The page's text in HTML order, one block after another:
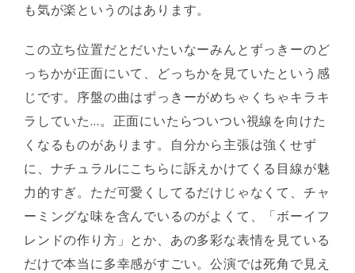
も気が楽というのはあります。
この立ち位置だとだいたいなーみんとずっきーのど
っちかが正面にいて、どっちかを見ていたという感
じです。序盤の曲はずっきーがめちゃくちゃキラキ
ラしていた…。正面にいたらついつい視線を向けた
くなるものがあります。自分から主張は強くせず
に、ナチュラルにこちらに訴えかけてくる目線が魅
力的すぎ。ただ可愛くしてるだけじゃなくて、チャ
ーミングな味を含んでいるのがよくて、「ボーイフ
レンドの作り方」とか、あの多彩な表情を見ている
だけで本当に多幸感がすごい。公演では死角で見え